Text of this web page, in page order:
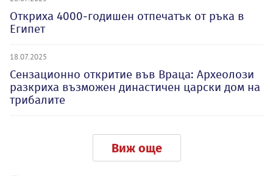
Откриха 4000-годишен отпечатък от ръка в
Египет
18.07.2025
Сензационно откритие във Враца: Археолози
разкриха възможен династичен царски дом на
трибалите
Виж още